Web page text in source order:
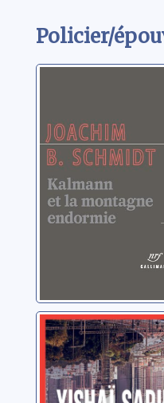
Policier/
endormie
Schmidt, Joachim B.
La nuit du
hackeur
Sarid, Yishai